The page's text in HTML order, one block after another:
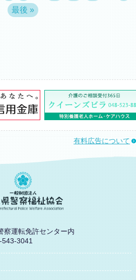
最後 »
有料広告について
運転免許センター内
543-3041